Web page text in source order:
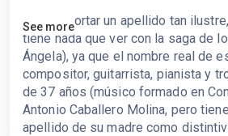
Pese a portar un apellido tan
tiene nada que ver con la saga de
Ángela), ya que el nombre real de
compositor, guitarrista, pianista y
de 37 años (músico formado en
Antonio Caballero Molina, pero
apellido de su madre como
See more